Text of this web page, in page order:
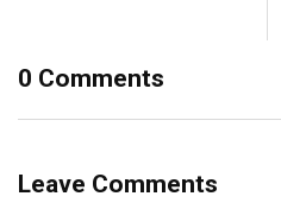
0 Comments
Leave Comments